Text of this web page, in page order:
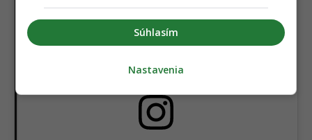
Súhlasím
Nastavenia